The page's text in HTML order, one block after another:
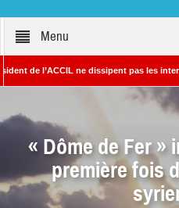
Menu
l’ACCIL ne dissipent pas les
– Rédacteur en chef d’Israël
« Dôme de Fer »
première fois